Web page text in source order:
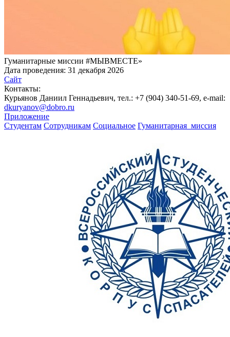
Гуманитарные миссии #МЫВМЕСТЕ»
Дата проведения: 31 декабря 2026
Сайт
Контакты:
Курьянов Даниил Геннадьевич, тел.: +7 (904) 340-51-69, e-mail:
dkuryanov@dobro.ru
Приложение
Студентам Сотрудникам Социальное Гуманитарная_миссия